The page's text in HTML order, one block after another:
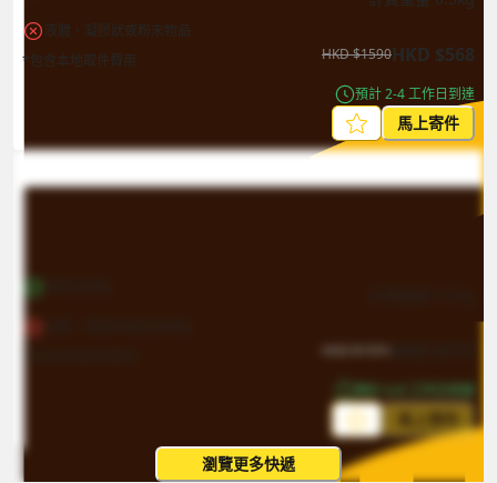
液體、凝膠狀或粉末物品
*包含本地取件費用
HKD$1590HKD $568
預計 2-4 工作日到達
馬上寄件
瀏覽更多快遞